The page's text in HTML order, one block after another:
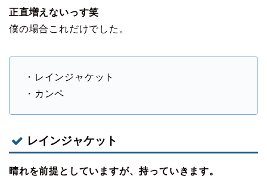
正直増えないっす笑
僕の場合これだけでした。
・レインジャケット
・カンペ
レインジャケット
晴れを前提としていますが、持っていきます。